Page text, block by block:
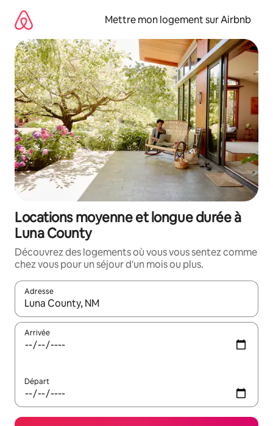
directement
contenu
Mettre mon logement sur Airbnb
Locations moyenne et longue durée à
Luna County
Découvrez des logements où vous vous sentez comme
chez vous pour un séjour d'un mois ou plus.
Adresse
Lorsque les résultats s'affichent, utilisez les flèches vers le
Arrivée
Départ